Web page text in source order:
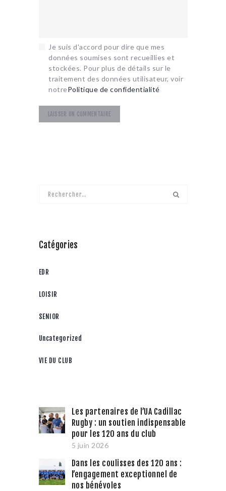
Je suis d'accord pour dire que mes
données soumises sont recueillies et
stockées. Pour plus de détails sur le
traitement des données utilisateur, voir
notrePolitique de confidentialité
Rechercher :
Catégories
EDR
LOISIR
SENIOR
Uncategorized
VIE DU CLUB
Les partenaires de l’UA Cadillac
Rugby : un soutien indispensable
pour les 120 ans du club
5 juin 2026
Dans les coulisses des 120 ans :
l’engagement exceptionnel de
nos bénévoles